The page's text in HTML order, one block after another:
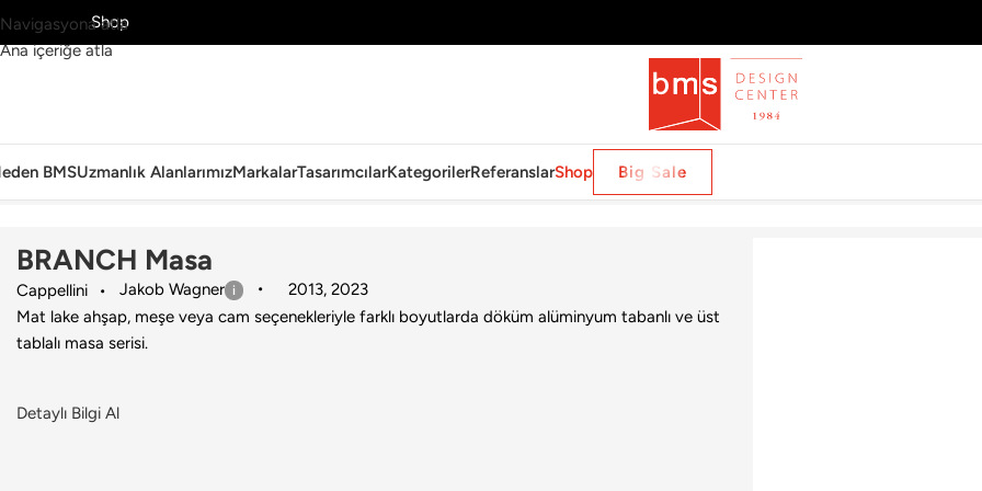
Navigasyona atla
Ana içeriğe atla
KeşfetShop
BMSUzmanlık AlanlarımızMarkalarTasarımcılarKategorilerReferanslarShop Big Sale
Ana Sayfa›Ev›Masa›Cappellini ›BRANCH Masa
BRANCH Masa
Cappellini Jakob Wagner 2013,2023
Mat lake ahşap, meşe veya cam seçenekleriyle farklı boyutlarda döküm alüminyum tabanlı ve üst
tablalı masa serisi.
Detaylı Bilgi Al